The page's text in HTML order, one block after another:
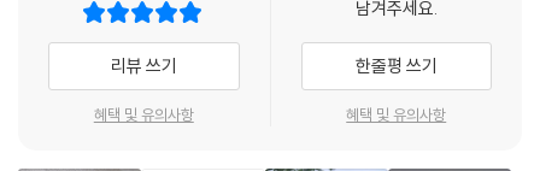
『댈러웨이 부인』은 인간의 내밀한 의식뿐만 아니라 외적인 사회적 통합과
치유를 지향하는 국가적 노력을 그려내면서 동시에 이면의 억압과 배제,
희생을 면밀히 파헤치는 일종의 사회소설이기도 하다. 소설의 배경이 되는
리뷰 쓰기
혜택 및 유의사항
남겨주세요.
한줄평 쓰기
혜택 및 유의사항